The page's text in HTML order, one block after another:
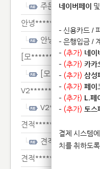
주문
안녕****************
안녕
[모********
[모********
V2**********
V2**********
견적*********
견적*********
견적*************
네이버페이 및
- 신용카드 /
- 은행입금 /
- (추가) 네이
- (추가) 카카
- (추가) 삼성
- (추가) 페이
- (추가) L.페
- (추가) 토스
결제 시스템
치를 취하도